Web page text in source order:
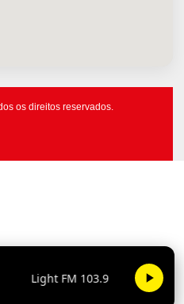
os direitos reservados.
Light FM 103.9